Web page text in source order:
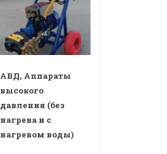
АВД, Аппараты
высокого
давления (без
нагрева и с
нагревом воды)